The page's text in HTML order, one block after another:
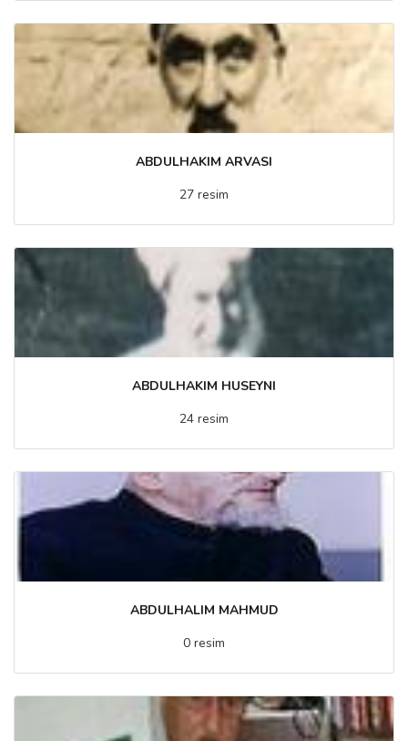
ABDULHAKIM ARVASI
27 resim
ABDULHAKIM HUSEYNI
24 resim
ABDULHALIM MAHMUD
0 resim